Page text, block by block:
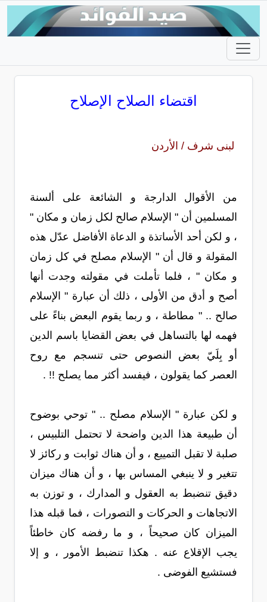
اقتضاء الصلاح الإصلاح
لبنى شرف / الأردن
من الأقوال الدارجة و الشائعة على ألسنة
المسلمين أن " الإسلام صالح لكل زمان و مكان "
، و لكن أحد الأساتذة و الدعاة الأفاضل عدّل هذه
المقولة و قال أن " الإسلام مصلح في كل زمان
و مكان " ، فلما تأملت في مقولته وجدت أنها
أصح و أدق من الأولى ، ذلك أن عبارة " الإسلام
صالح .. " مطاطة ، و ربما يقوم البعض بناءً على
فهمه لها بالتساهل في بعض القضايا باسم الدين
أو بِلَيّ بعض النصوص حتى تنسجم مع روح
العصر كما يقولون ، فيفسد أكثر مما يصلح !! .
و لكن عبارة " الإسلام مصلح .. " توحي بوضوح
أن طبيعة هذا الدين واضحة لا تحتمل التلبيس ،
صلبة لا تقبل التمييع ، و أن هناك ثوابت و ركائز لا
تتغير و لا ينبغي المساس بها ، و أن هناك ميزان
دقيق تنضبط به العقول و المدارك ، و توزن به
الاتجاهات و الحركات و التصورات ، فما قبله هذا
الميزان كان صحيحاً ، و ما رفضه كان خاطئاً
يجب الإقلاع عنه . هكذا تنضبط الأمور ، و إلا
فستشيع الفوضى .